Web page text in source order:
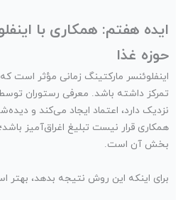
ایده هفتم: همکاری با
حوزه غذا
اینفلوئنسر مارکتینگ زمانی مؤثر است
تمرکز داشته باشد. معرفی رستوران
نزدیک دارد، اعتماد ایجاد می‌کند و
همکاری قرار نیست تبلیغ اغراق‌آمیز
بخش آن است.
برای اینکه این روش نتیجه بدهد، بهتر